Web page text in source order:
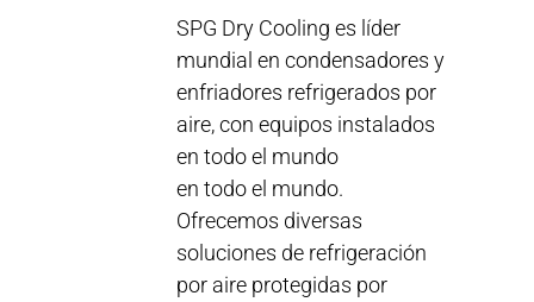
SPG Dry Cooling es líder
mundial en condensadores y
enfriadores refrigerados por
aire, con equipos instalados
en todo el mundo
en todo el mundo.
Ofrecemos diversas
soluciones de refrigeración
por aire protegidas por